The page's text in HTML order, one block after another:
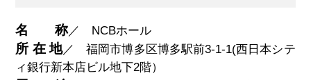
名 称／ NCBホール
所 在 地／ 福岡市博多区博多駅前3-1-1(西日本シテ
ィ銀行新本店ビル地下2階）